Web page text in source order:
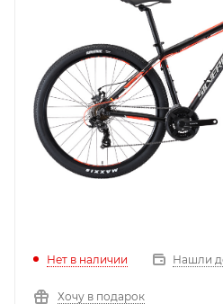
Нет в наличии Нашли
Хочу в подарок